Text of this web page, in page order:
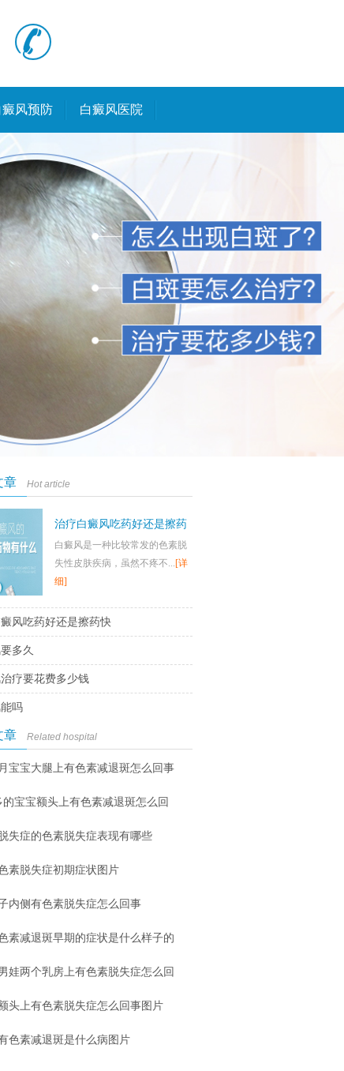
癜风预防 白癜风医院
章 Hot article
治疗白癜风吃药好还是擦药
快
白癜风是一种比较常发的色素脱
失性皮肤疾病，虽然不疼不...[详
细]
风吃药好还是擦药快
多久
疗要花费多少钱
吗
章 Related hospital
宝宝大腿上有色素减退斑怎么回事
的宝宝额头上有色素减退斑怎么回
失症的色素脱失症表现有哪些
素脱失症初期症状图片
内侧有色素脱失症怎么回事
素减退斑早期的症状是什么样子的
娃两个乳房上有色素脱失症怎么回
头上有色素脱失症怎么回事图片
色素减退斑是什么病图片